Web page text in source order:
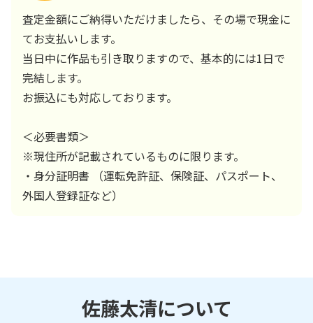
査定金額にご納得いただけましたら、その場で現金に
てお支払いします。
当日中に作品も引き取りますので、基本的には1日で
完結します。
お振込にも対応しております。
＜必要書類＞
※現住所が記載されているものに限ります。
・身分証明書 （運転免許証、保険証、パスポート、
外国人登録証など）
佐藤太清について